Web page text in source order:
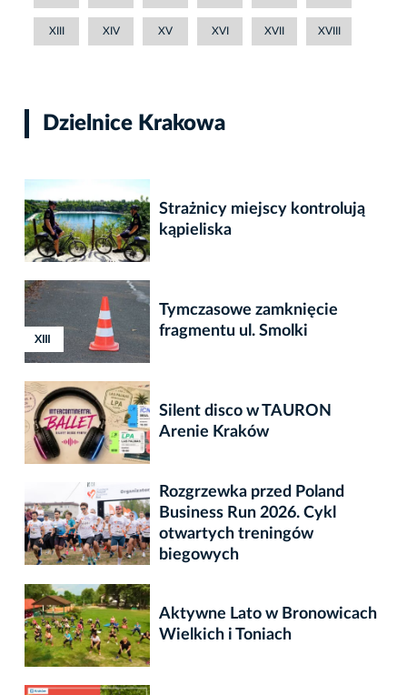
XIII XIV XV XVI XVII XVIII
Dzielnice Krakowa
Strażnicy miejscy kontrolują
kąpieliska
XIII
Tymczasowe zamknięcie
fragmentu ul. Smolki
Silent disco w TAURON
Arenie Kraków
Rozgrzewka przed Poland
Business Run 2026. Cykl
otwartych treningów
biegowych
Aktywne Lato w Bronowicach
Wielkich i Toniach